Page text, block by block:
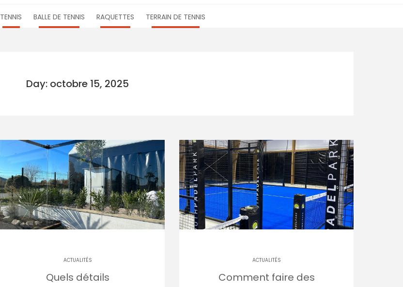
TENNIS BALLE DE TENNIS RAQUETTES TERRAIN DE TENNIS
Day: octobre 15, 2025
ACTUALITÉS
Quels détails
ACTUALITÉS
Comment faire des